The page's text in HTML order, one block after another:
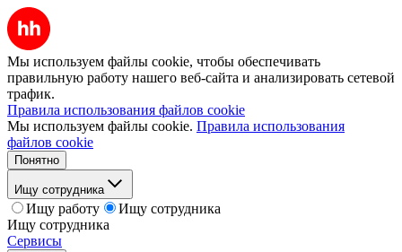
Мы используем файлы cookie, чтобы обеспечивать
правильную работу нашего веб-сайта и анализировать сетевой
трафик.
Правила использования файлов cookie
Мы используем файлы cookie. Правила использования
файлов cookie
Понятно
Ищу сотрудника
Ищу работу
Ищу сотрудника
Ищу сотрудника
Сервисы